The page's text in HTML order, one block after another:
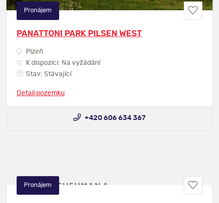
PANATTONI PARK PILSEN WEST
Plzeň
K dispozici: Na vyžádání
Stav: Stávající
Detail pozemku
Pronájem
+420 606 634 367
Pronájem